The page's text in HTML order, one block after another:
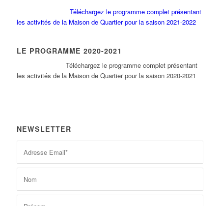
Téléchargez le programme complet présentant
les activités de la Maison de Quartier pour la saison 2021-2022
LE PROGRAMME 2020-2021
Téléchargez le programme complet présentant
les activités de la Maison de Quartier pour la saison 2020-2021
NEWSLETTER